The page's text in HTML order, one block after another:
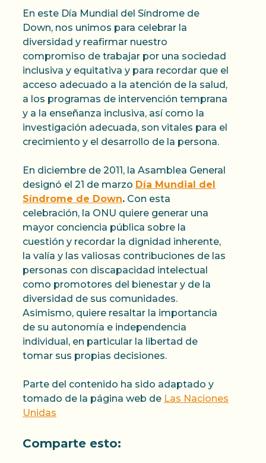
En este Día Mundial del Síndrome de
Down, nos unimos para celebrar la
diversidad y reafirmar nuestro
compromiso de trabajar por una sociedad
inclusiva y equitativa y para recordar que el
acceso adecuado a la atención de la salud,
a los programas de intervención temprana
y a la enseñanza inclusiva, así como la
investigación adecuada, son vitales para el
crecimiento y el desarrollo de la persona.
En diciembre de 2011, la Asamblea General
designó el 21 de marzo Día Mundial del
Síndrome de Down. Con esta
celebración, la ONU quiere generar una
mayor conciencia pública sobre la
cuestión y recordar la dignidad inherente,
la valía y las valiosas contribuciones de las
personas con discapacidad intelectual
como promotores del bienestar y de la
diversidad de sus comunidades.
Asimismo, quiere resaltar la importancia
de su autonomía e independencia
individual, en particular la libertad de
tomar sus propias decisiones.
Parte del contenido ha sido adaptado y
tomado de la página web de Las Naciones
Unidas
Comparte esto: